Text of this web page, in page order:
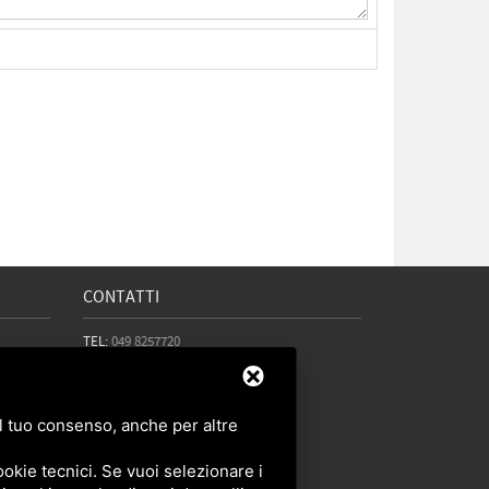
CONTATTI
TEL:049 8257720
info@padovacaldaie.it
consenso, anche per altre
tecnici. Se vuoi selezionare i